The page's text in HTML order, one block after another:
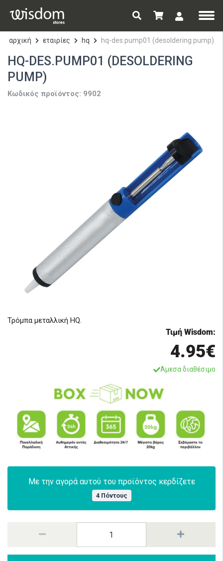
αρχική εταιρίες hq hq-des.pump01 (desoldering pump)
HQ-DES.PUMP01 (DESOLDERING
PUMP)
Κωδικός προϊόντος: 9902
Τρόμπα μεταλλική HQ.
Τιμή Wisdom:
4.95€
Άμεσα διαθέσιμο
Με την αγορά αυτού του προϊόντος κερδίζετε
4 Πόντους